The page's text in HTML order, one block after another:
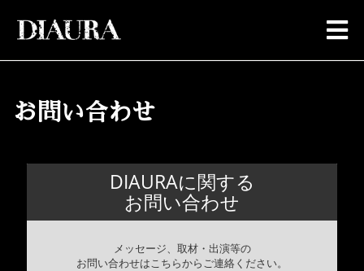
お問い合わせ
DIAURAに関する
お問い合わせ
メッセージ、取材・出演等の
お問い合わせはこちらからご連絡ください。